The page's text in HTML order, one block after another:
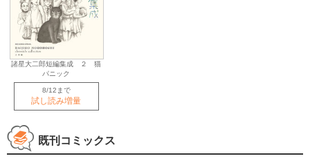
諸星大二郎短編集成 ２ 猫
パニック
8/12まで
試し読み増量
既刊コミックス